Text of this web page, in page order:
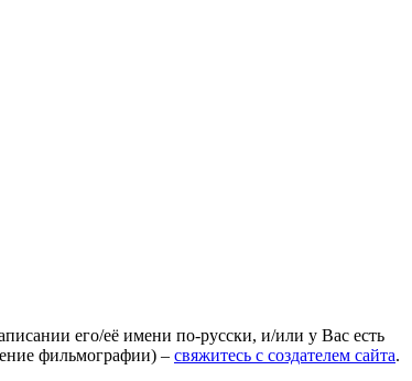
его/её имени по-русски, и/или у Вас есть
фильмографии) – свяжитесь с создателем сайта.